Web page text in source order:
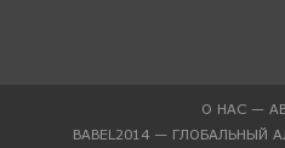
О НАС —
BABEL2014 — ГЛОБАЛЬНЫЙ